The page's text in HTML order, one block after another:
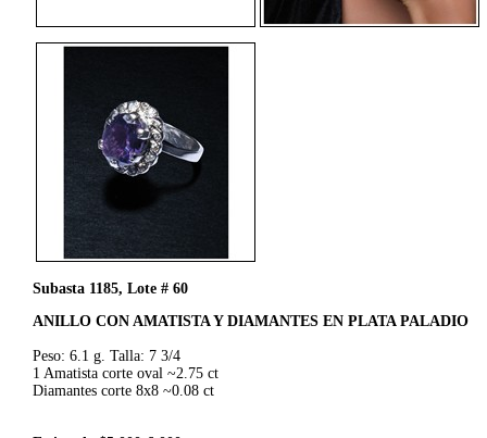
Subasta 1185, Lote # 60
ANILLO CON AMATISTA Y DIAMANTES EN PLATA PALADIO
Peso: 6.1 g. Talla: 7 3/4
1 Amatista corte oval ~2.75 ct
Diamantes corte 8x8 ~0.08 ct